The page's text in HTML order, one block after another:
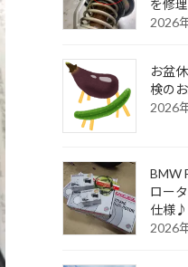
を修理
2026
お盆
検の
2026
BMW
ロー
仕様♪
2026